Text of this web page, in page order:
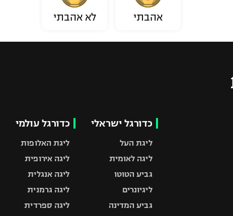
אהבתי לא אהבתי
כדורגל ישראלי
ליגת העל
ליגה לאומית
גביע הטוטו
ליגיונרים
גביע המדינה
כדורגל עולמי
ליגת האלופות
ליגה אירופית
ליגה אנגלית
ליגה גרמנית
ליגה ספרדית